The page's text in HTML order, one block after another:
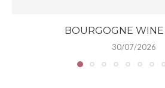
BOURGOGNE
30/07/2026